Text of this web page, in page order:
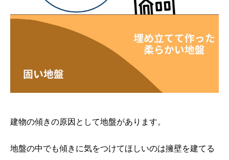
建物の傾きの原因として地盤があります。
地盤の中でも傾きに気をつけてほしいのは擁壁を建てる